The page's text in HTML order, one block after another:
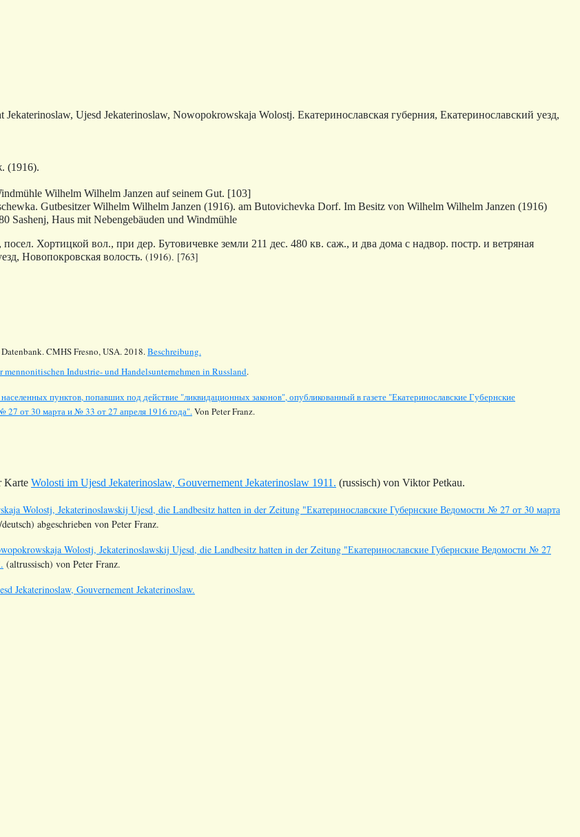
Jekaterinoslaw, Ujesd Jekaterinoslaw, Nowopokrowskaja Wolostj. Екатеринославская губерния, Екатеринославский уезд,
(1916).
Wilhelm Wilhelm Janzen auf seinem Gut. [103]
Gutbesitzer Wilhelm Wilhelm Janzen (1916). am Butovichevka Dorf. Im Besitz von Wilhelm Wilhelm Janzen (1916)
Sashenj, Haus mit Nebengebäuden und Windmühle
Хортицкой вол., при дер. Бутовичевке земли 211 дес. 480 кв. саж., и два дома с надвор. постр. и ветряная
Новопокровская волость. (1916). [763]
CMHS Fresno, USA. 2018.Beschreibung.
mennonitischen Industrie- und Handelsunternehmen in Russland.
пунктов, попавших под действие "ликвидационных законов", опубликованный в газете "Екатеринославские Губернские
27 от 30 марта и № 33 от 27 апреля 1916 года".Von Peter Franz.
Karte Wolosti im Ujesd Jekaterinoslaw, Gouvernement Jekaterinoslaw 1911. (russisch) von Viktor Petkau.
Wolostj, Jekaterinoslawskij Ujesd, die Landbesitz hatten in der Zeitung "Екатеринославские Губернские Ведомости № 27 от 30 марта
abgeschrieben von Peter Franz.
Wolostj, Jekaterinoslawskij Ujesd, die Landbesitz hatten in der Zeitung "Екатеринославские Губернские Ведомости № 27
(altrussisch) von Peter Franz.
Jekaterinoslaw, Gouvernement Jekaterinoslaw.